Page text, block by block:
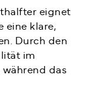
eignet
eine klare,
Durch den
im
das